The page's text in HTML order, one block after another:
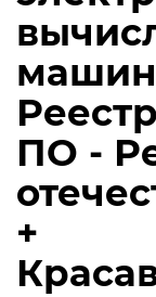
машин
ПО -
+